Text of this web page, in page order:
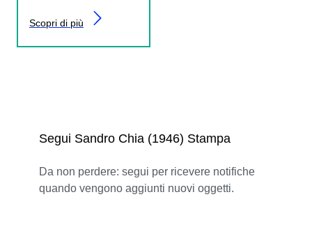
Scopri di più
Segui Sandro Chia (1946) Stampa
Da non perdere: segui per ricevere notifiche
quando vengono aggiunti nuovi oggetti.